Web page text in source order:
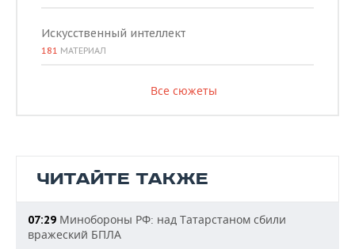
Искусственный интеллект
181 МАТЕРИАЛ
Все сюжеты
ЧИТАЙТЕ ТАКЖЕ
07:29 Минобороны РФ: над Татарстаном сбили
вражеский БПЛА